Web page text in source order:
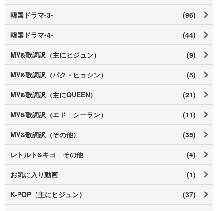
韓国ドラマ-3- (96)
韓国ドラマ-4- (44)
MV&歌詞訳（主にヒジュン） (9)
MV&歌詞訳（パク・ヒョシン） (5)
MV&歌詞訳（主にQUEEN） (21)
MV&歌詞訳（エド・シーラン） (11)
MV&歌詞訳（その他） (35)
レトルト&キヨ その他 (4)
お気に入り動画 (1)
K-POP（主にヒジュン） (37)